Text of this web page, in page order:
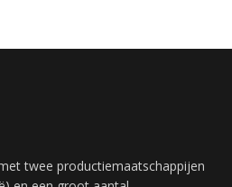
twee productiemaatschappijen